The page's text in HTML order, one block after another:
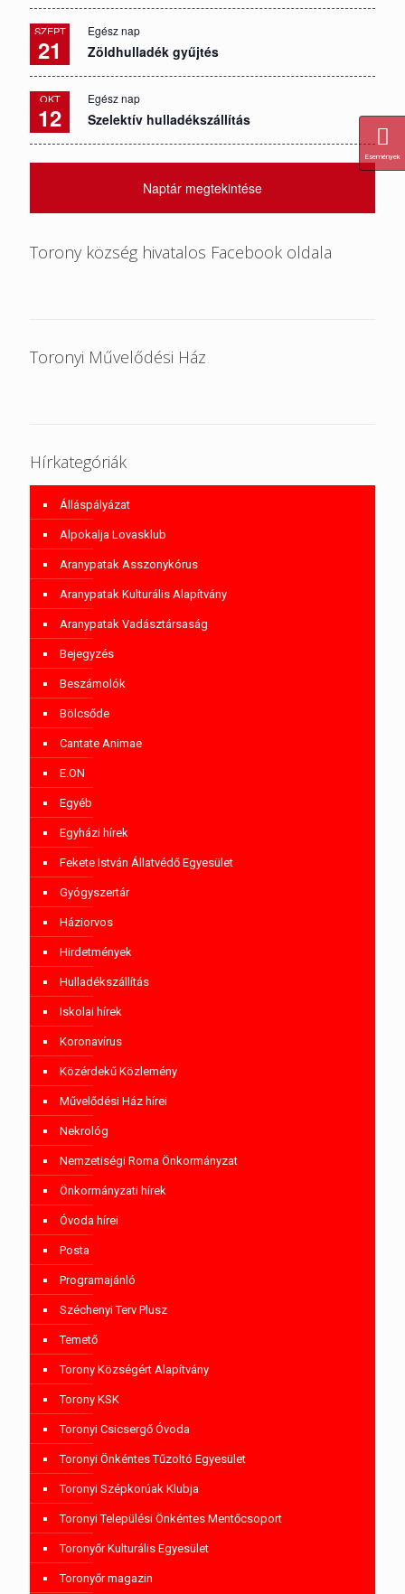
SZEPT
21
Egész nap
Zöldhulladék gyűjtés
OKT
12
Egész nap
Szelektív hulladékszállítás
Naptár megtekintése
Torony község hivatalos Facebook oldala
Toronyi Művelődési Ház
Hírkategóriák
Álláspályázat
Alpokalja Lovasklub
Aranypatak Asszonykórus
Aranypatak Kulturális Alapítvány
Aranypatak Vadásztársaság
Bejegyzés
Beszámolók
Bölcsőde
Cantate Animae
E.ON
Egyéb
Egyházi hírek
Fekete István Állatvédő Egyesület
Gyógyszertár
Háziorvos
Hirdetmények
Hulladékszállítás
Iskolai hírek
Koronavírus
Közérdekű Közlemény
Művelődési Ház hírei
Nekrológ
Nemzetiségi Roma Önkormányzat
Önkormányzati hírek
Óvoda hírei
Posta
Programajánló
Széchenyi Terv Plusz
Temető
Torony Községért Alapítvány
Torony KSK
Toronyi Csicsergő Óvoda
Toronyi Önkéntes Tűzoltó Egyesület
Toronyi Szépkorúak Klubja
Toronyi Települési Önkéntes Mentőcsoport
Toronyőr Kulturális Egyesület
Toronyőr magazin
Események